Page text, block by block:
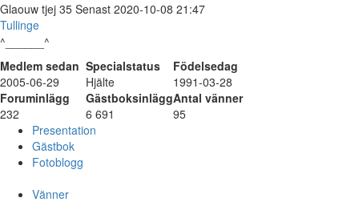
Glaouw tjej 35 Senast 2020-10-08 21:47
Tullinge
^______^
Medlem sedan Specialstatus
Födelsedag
2005-06-29
Hjälte
1991-03-28
Foruminlägg
GästboksinläggAntal vänner
232
6 691
95
Presentation
Gästbok
Fotoblogg
Vänner